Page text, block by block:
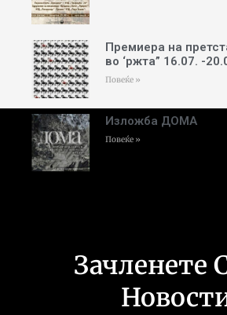
Премиера на
во ‘ржта” 16.07. -
Повеќе »
Изложба ДОМА
Повеќе »
Зачленете